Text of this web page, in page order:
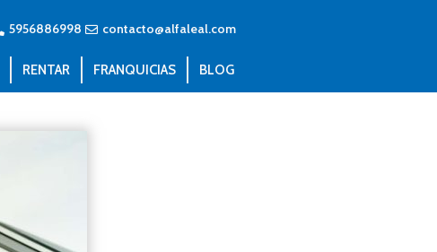
5956886998 contacto@alfaleal.com
RENTAR FRANQUICIAS BLOG